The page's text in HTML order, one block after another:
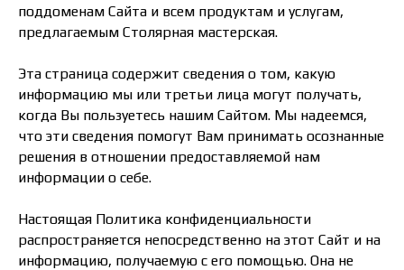
поддоменам Сайта и всем продуктам и услугам,
предлагаемым Столярная мастерская.
Эта страница содержит сведения о том, какую
информацию мы или третьи лица могут получать,
когда Вы пользуетесь нашим Сайтом. Мы надеемся,
что эти сведения помогут Вам принимать осознанные
решения в отношении предоставляемой нам
информации о себе.
Настоящая Политика конфиденциальности
распространяется непосредственно на этот Сайт и на
информацию, получаемую с его помощью. Она не